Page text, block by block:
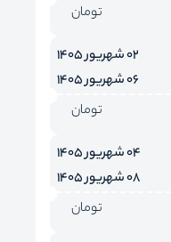
تومان
02 شهریور 1405
06 شهریور 1405
تومان
04 شهریور 1405
08 شهریور 1405
تومان